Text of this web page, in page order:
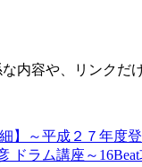
内容や、リンクだ
】～平成２７年度
ドラム講座～